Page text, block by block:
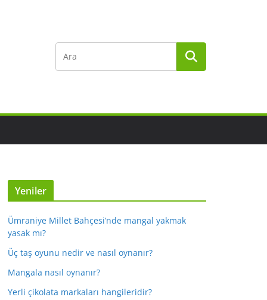
Yeniler
Ümraniye Millet Bahçesi’nde mangal yakmak
yasak mı?
Üç taş oyunu nedir ve nasıl oynanır?
Mangala nasıl oynanır?
Yerli çikolata markaları hangileridir?